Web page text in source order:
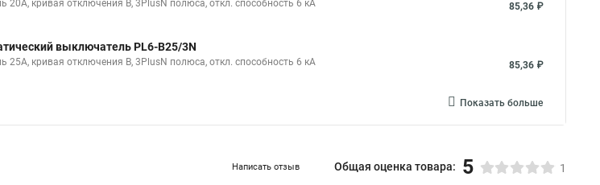
20А, кривая отключения В, 3PlusN полюса, откл. способность 6 кА 85,36 ₽
выключатель PL6-B25/3N
25А, кривая отключения В, 3PlusN полюса, откл. способность 6 кА 85,36 ₽
Показать больше
Написать отзыв Общая оценка товара: 5 1